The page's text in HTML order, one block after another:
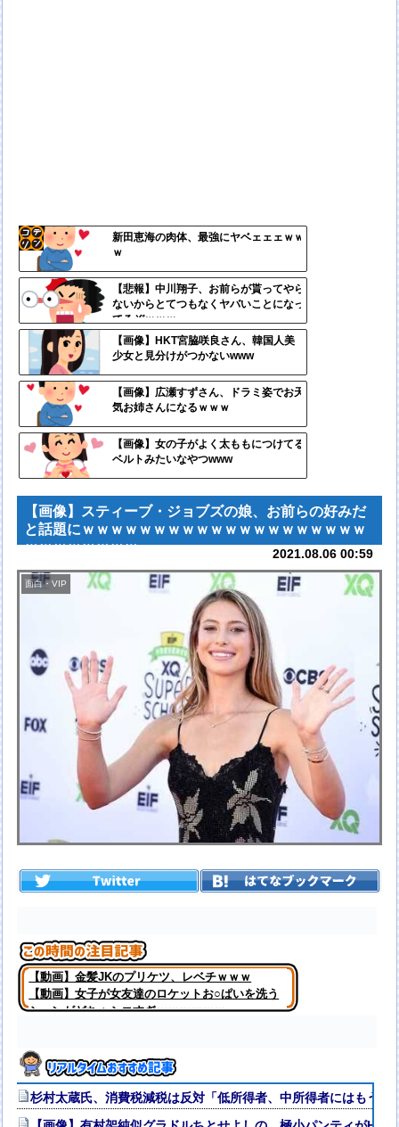
新田恵海の肉体、最強にヤベェェェｗｗ
ｗ
【悲報】中川翔子、お前らが貰ってやら
ないからとてつもなくヤバいことになっ
てるぞｗｗｗ
【画像】HKT宮脇咲良さん、韓国人美
少女と見分けがつかないwww
【画像】広瀬すずさん、ドラミ姿でお天
気お姉さんになるｗｗｗ
【画像】女の子がよく太ももにつけてる
ベルトみたいなやつwww
コテ
定リ
ンク
自動
更新
ツー
【画像】スティーブ・ジョブズの娘、お前らの好みだ
と話題にｗｗｗｗｗｗｗｗｗｗｗｗｗｗｗｗｗｗｗｗ
ｗｗｗｗｗｗｗｗ
2021.08.06 00:59
面白・VIP
【動画】金髪JKのプリケツ、レベチｗｗｗ
【動画】女子が女友達のロケットお○ぱいを洗う
シーンがどちゃシコすぎｗｗｗｗｗｗ
杉村太蔵氏、消費税減税は反対「低所得者、中所得者にはもう減